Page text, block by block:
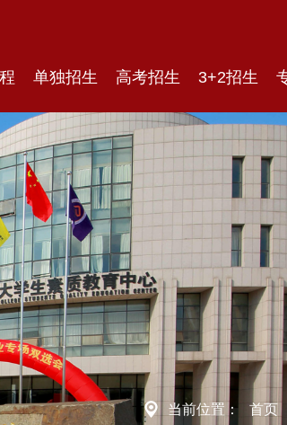
单独招生 高考招生 3+2招生
当前位置： 首页